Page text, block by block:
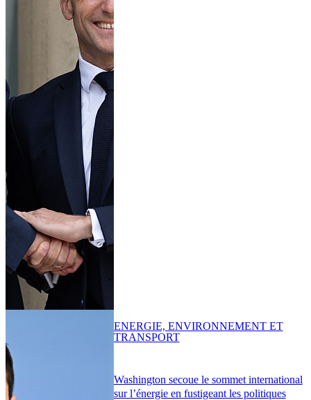
Washington secoue le sommet international
sur l’énergie en fustigeant les politiques
ENERGIE, ENVIRONNEMENT ET
TRANSPORT